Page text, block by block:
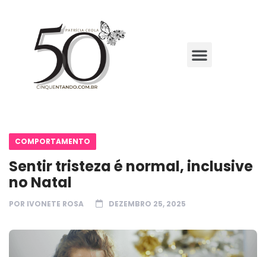
COMPORTAMENTO
Sentir tristeza é normal, inclusive
no Natal
POR IVONETE ROSA DEZEMBRO 25, 2025